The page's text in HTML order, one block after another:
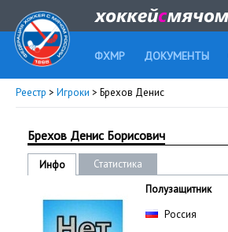
ФХМР ДОКУМЕНТЫ
Реестр > Игроки > Брехов Денис
Брехов Денис Борисович
Инфо
Статистика
Полузащитник
Россия